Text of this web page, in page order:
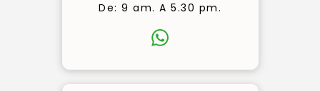
De: 9 am. A 5.30 pm.